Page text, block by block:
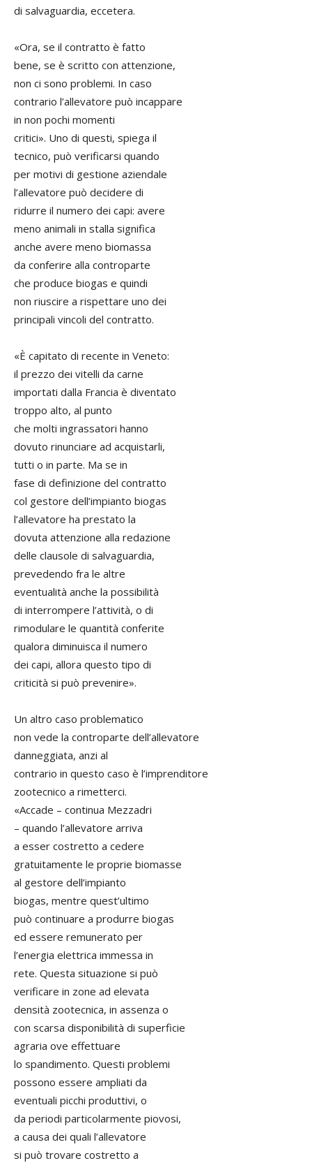
di salvaguardia, eccetera.
«Ora, se il contratto è fatto
bene, se è scritto con attenzione,
non ci sono problemi. In caso
contrario l’allevatore può incappare
in non pochi momenti
critici». Uno di questi, spiega il
tecnico, può verificarsi quando
per motivi di gestione aziendale
l’allevatore può decidere di
ridurre il numero dei capi: avere
meno animali in stalla significa
anche avere meno biomassa
da conferire alla controparte
che produce biogas e quindi
non riuscire a rispettare uno dei
principali vincoli del contratto.
«È capitato di recente in Veneto:
il prezzo dei vitelli da carne
importati dalla Francia è diventato
troppo alto, al punto
che molti ingrassatori hanno
dovuto rinunciare ad acquistarli,
tutti o in parte. Ma se in
fase di definizione del contratto
col gestore dell’impianto biogas
l’allevatore ha prestato la
dovuta attenzione alla redazione
delle clausole di salvaguardia,
prevedendo fra le altre
eventualità anche la possibilità
di interrompere l’attività, o di
rimodulare le quantità conferite
qualora diminuisca il numero
dei capi, allora questo tipo di
criticità si può prevenire».
Un altro caso problematico
non vede la controparte dell’allevatore
danneggiata, anzi al
contrario in questo caso è l’imprenditore
zootecnico a rimetterci.
«Accade – continua Mezzadri
– quando l’allevatore arriva
a esser costretto a cedere
gratuitamente le proprie biomasse
al gestore dell’impianto
biogas, mentre quest’ultimo
può continuare a produrre biogas
ed essere remunerato per
l’energia elettrica immessa in
rete. Questa situazione si può
verificare in zone ad elevata
densità zootecnica, in assenza o
con scarsa disponibilità di superficie
agraria ove effettuare
lo spandimento. Questi problemi
possono essere ampliati da
eventuali picchi produttivi, o
da periodi particolarmente piovosi,
a causa dei quali l’allevatore
si può trovare costretto a